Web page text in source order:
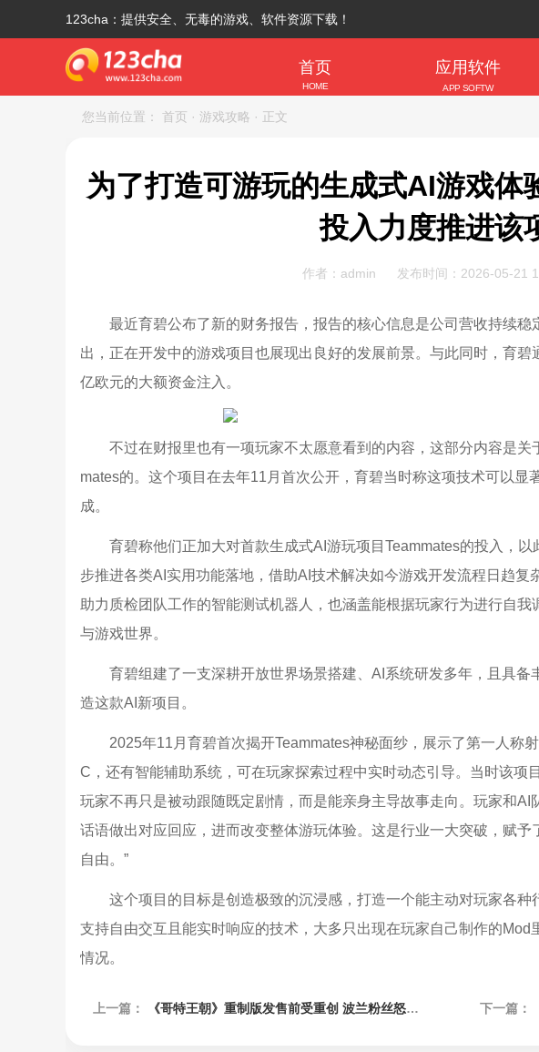
123cha：提供安全、无毒的游戏、软件资源下载！
首页
HOME
应用软件
APP SOFTW
您当前位置： 首页 · 游戏攻略 · 正文
为了打造可游玩的生成式AI游戏体
投入力度推进该
作者：admin 发布时间：2026-05-21
最近育碧公布了新的财务报告，报告的核心信息是公司营收持续
出，正在开发中的游戏项目也展现出良好的发展前景。与此同时，育
亿欧元的大额资金注入。
不过在财报里也有一项玩家不太愿意看到的内容，这部分内容是
mates的。这个项目在去年11月首次公开，育碧当时称这项技术可以显
成。
育碧称他们正加大对首款生成式AI游玩项目Teammates的投入，
步推进各类AI实用功能落地，借助AI技术解决如今游戏开发流程日趋复
助力质检团队工作的智能测试机器人，也涵盖能根据玩家行为进行自
与游戏世界。
育碧组建了一支深耕开放世界场景搭建、AI系统研发多年，且具
造这款AI新项目。
2025年11月育碧首次揭开Teammates神秘面纱，展示了第一人称
C，还有智能辅助系统，可在玩家探索过程中实时动态引导。当时该项
玩家不再只是被动跟随既定剧情，而是能亲身主导故事走向。玩家和
话语做出对应回应，进而改变整体游玩体验。这是行业一大突破，赋
自由。”
这个项目的目标是创造极致的沉浸感，打造一个能主动对玩家各
支持自由交互且能实时响应的技术，大多只出现在玩家自己制作的
情况。
上一篇： 《哥特王朝》重制版发售前受重创 波兰粉丝怒而申请退款！ 下一篇：